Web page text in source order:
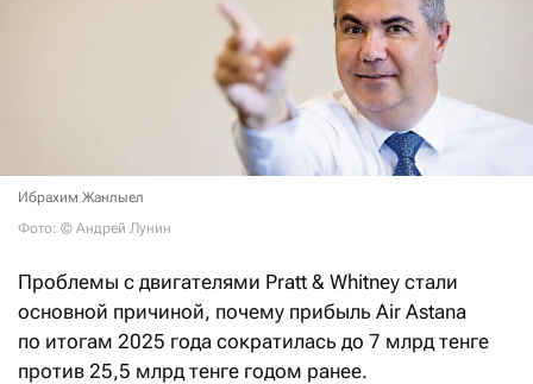
Ибрахим Жанлыел
Фото: © Андрей Лунин
Проблемы с двигателями Pratt & Whitney стали
основной причиной, почему прибыль Air Astana
по итогам 2025 года сократилась до 7 млрд тенге
против 25,5 млрд тенге годом ранее.